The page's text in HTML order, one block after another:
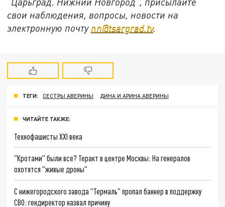
свои наблюдения, вопросы, новости на
электронную почту nn@tsargrad.tv.
ТЕГИ: СЕСТРЫ АВЕРИНЫ ДИНА И АРИНА АВЕРИНЫ
ЧИТАЙТЕ ТАКЖЕ:
Технофашисты XXI века
"Кротами" были все? Теракт в центре Москвы: На генералов
охотятся "живые дроны"
С нижегородского завода "Термаль" пропал баннер в поддержку
СВО: гендиректор назвал причину